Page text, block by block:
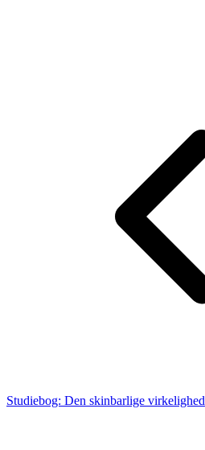
Studiebog: Den skinbarlige virkelighed